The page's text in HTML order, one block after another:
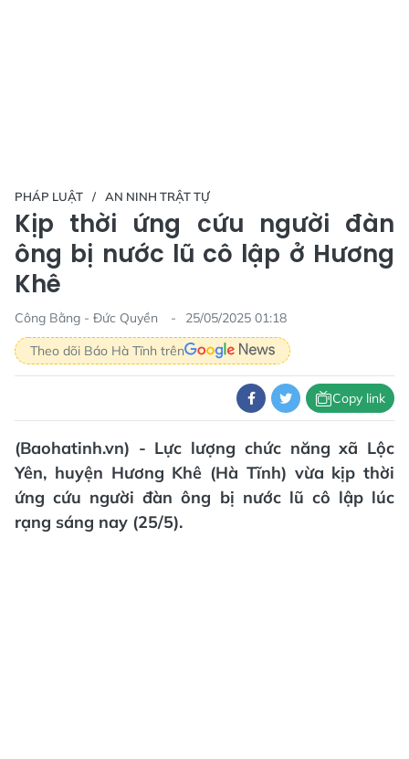
PHÁP LUẬT AN NINH TRẬT TỰ
Kịp thời ứng cứu người đàn
ông bị nước lũ cô lập ở Hương
Khê
Công Bằng - Đức Quyền
25/05/2025 01:18
Theo dõi Báo Hà Tĩnh trên
Copy link
(Baohatinh.vn) - Lực lượng chức năng xã Lộc
Yên, huyện Hương Khê (Hà Tĩnh) vừa kịp thời
ứng cứu người đàn ông bị nước lũ cô lập lúc
rạng sáng nay (25/5).